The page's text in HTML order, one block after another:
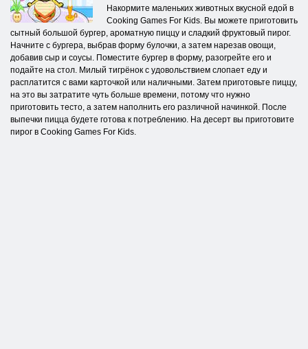
Накормите маленьких животных вкусной едой в
Cooking Games For Kids. Вы можете приготовить
сытный большой бургер, ароматную пиццу и сладкий фруктовый пирог.
Начните с бургера, выбрав форму булочки, а затем нарезав овощи,
добавив сыр и соусы. Поместите бургер в форму, разогрейте его и
подайте на стол. Милый тигрёнок с удовольствием слопает еду и
расплатится с вами карточкой или наличными. Затем приготовьте пиццу,
на это вы затратите чуть больше времени, потому что нужно
приготовить тесто, а затем наполнить его различной начинкой. После
выпечки пицца будете готова к потреблению. На десерт вы приготовите
пирог в Cooking Games For Kids.